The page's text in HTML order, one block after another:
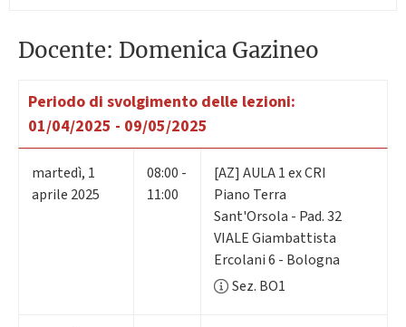
Docente: Domenica Gazineo
Periodo di svolgimento delle lezioni:
01/04/2025 - 09/05/2025
martedì, 1
aprile 2025
08:00 -
11:00
[AZ] AULA 1 ex CRI
Piano Terra
Sant'Orsola - Pad. 32
VIALE Giambattista
Ercolani 6 - Bologna
Sez. BO1